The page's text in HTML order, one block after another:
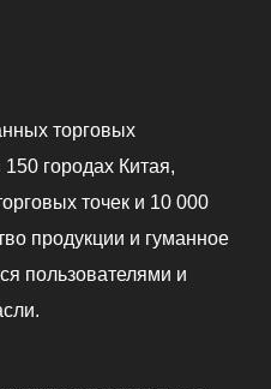
торговых
городах Китая,
точек и 10 000
продукции и гуманное
пользователями и